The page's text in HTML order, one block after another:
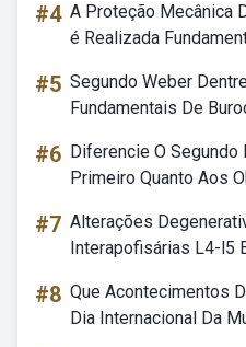
#4 A Proteção Mecânica
é Realizada
#5 Segundo Weber
Fundamentais De
#6 Diferencie O Segundo
Primeiro Quanto Aos
#7 Alterações
Interapofisárias L4-l5
#8 Que Acontecimentos
Dia Internacional Da